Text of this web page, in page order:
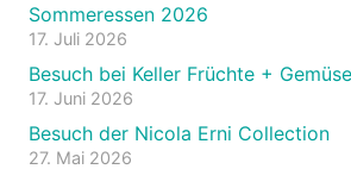
Sommeressen 2026
17. Juli 2026
Besuch bei Keller Früchte +
17. Juni 2026
Besuch der Nicola Erni Collection
27. Mai 2026